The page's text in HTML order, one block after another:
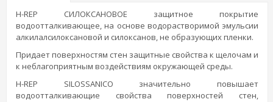
H-REP СИЛОКСАНОВОЕ защитное покрытие
водоотталкивающее, на основе водорастворимой эмульсии
алкилалсилоксановой и силоксанов, не образующих пленки.
Придает поверхностям стен защитные свойства к щелочам и
к неблагоприятным воздействиям окружающей среды.
H-REP SILOSSANICO значительно повышает
водоотталкивающие свойства поверхностей стен,